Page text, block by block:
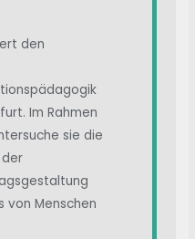
den
Im Rahmen
sie die
von Menschen